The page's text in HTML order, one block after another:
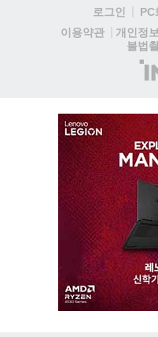
로그인 PC
이용약관
개인정
불법